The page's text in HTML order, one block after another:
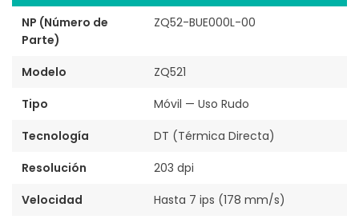
NP (Número de
Parte)
ZQ52-BUE000L-00
Modelo
ZQ521
Tipo
Móvil — Uso Rudo
Tecnología
DT (Térmica Directa)
Resolución
203 dpi
Velocidad
Hasta 7 ips (178 mm/s)